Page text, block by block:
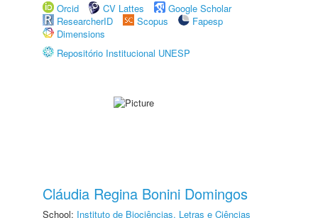
Orcid
CV Lattes
Google Scholar
ResearcherID
Scopus
Fapesp
Dimensions
Repositório Institucional UNESP
Cláudia Regina Bonini Domingos
School: Instituto de Biociências, Letras e Ciências